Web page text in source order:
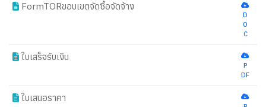
FormTORขอบเขตจัดซื้อจัดจ้าง
D
O
C
ใบเสร็จรับเงิน
P
DF
ใบเสนอราคา